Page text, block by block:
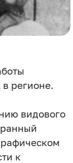
регионе.
видового
к